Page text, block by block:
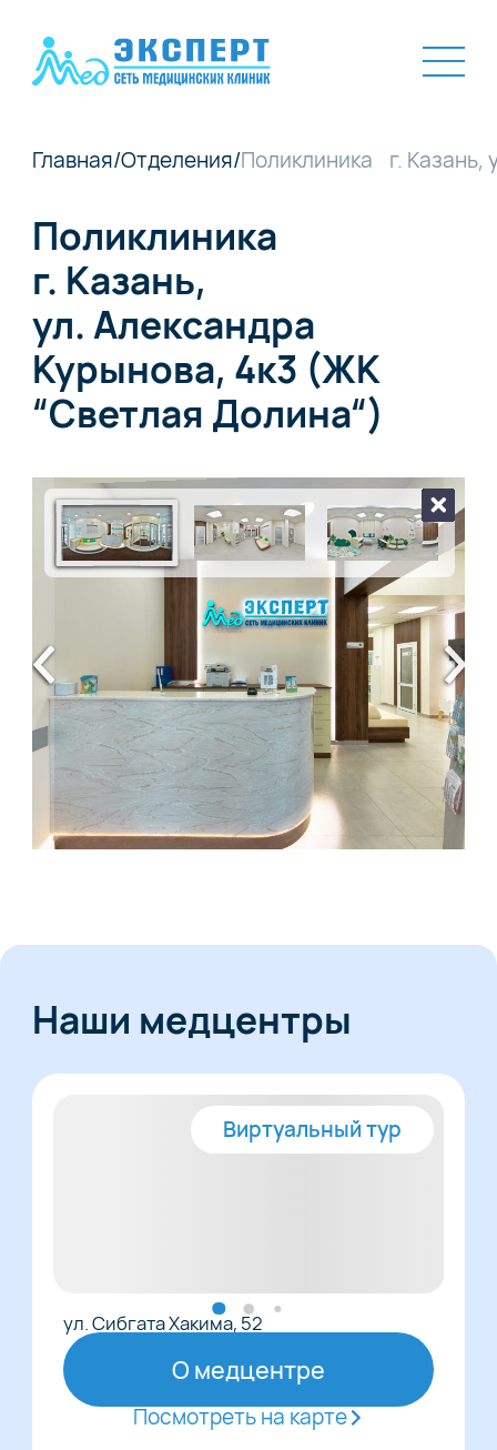
Главная/Отделения/Поликлиника г. Казань,
Поликлиника
г. Казань,
ул. Александра
Курынова, 4к3 (ЖК
“Светлая Долина“)
Наши медцентры
Виртуальный тур
ул. Сибгата Хакима, 52
О медцентре
Посмотреть на карте